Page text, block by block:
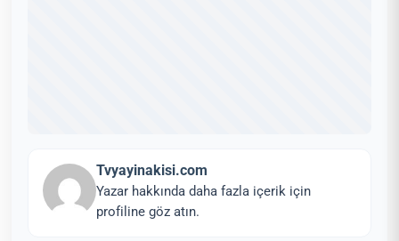
Tvyayinakisi.com
Yazar hakkında daha fazla içerik için
profiline göz atın.